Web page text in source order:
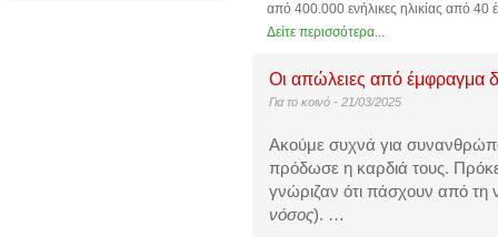
από 400.000 ενήλικες ηλικίας από 40
69 ετών, που παρουσιάστηκε στο
Καρδιολογικής Εταιρείας
. Περίπου
στους πέντε συμμετέχοντες είχαε
παθητικό κάπνισμα, κατά μέσο όρο
συχνότερα (κατά 6%) κολπική
Η επίδραση ήταν εντονώτερη όσο η
αυξανόταν. Για συμμετέχοντες που
σε σχεδόν οκτώ ώρες έκθεσης η
ήταν μεγαλύτερη (11%).
Δείτε περισσότερα...
Οι απώλειες από έμφραγμα
Για το κοινό - 21/03/2025
Ακούμε συχνά για
πρόδωσε η καρδιά τους.
γνώριζαν ότι πάσχουν από τη
νόσος). …